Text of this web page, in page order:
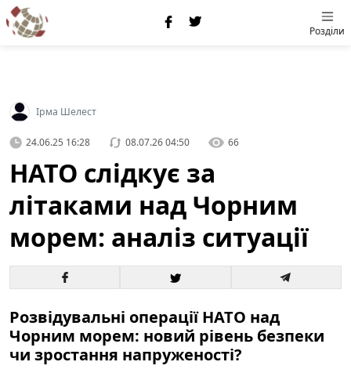
Розділи
Ірма Шелест
24.06.25 16:28 08.07.26 04:50 66
НАТО слідкує за
літаками над Чорним
морем: аналіз ситуації
Розвідувальні операції НАТО над
Чорним морем: новий рівень безпеки
чи зростання напруженості?